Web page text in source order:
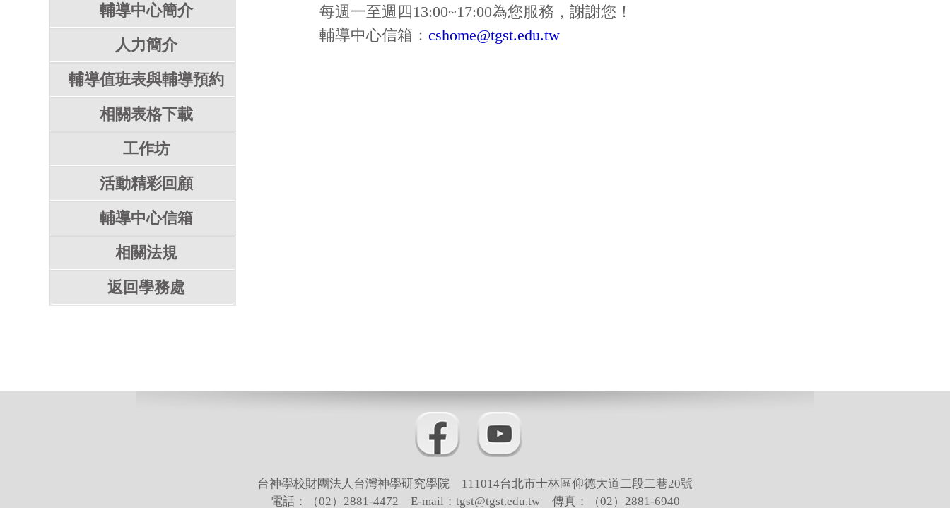
輔導中心簡介
人力簡介
輔導值班表與輔導預約
相關表格下載
工作坊
活動精彩回顧
輔導中心信箱
相關法規
返回學務處
每週一至週四13:00~17:00為您服務，謝謝您！
輔導中心信箱：cshome@tgst.edu.tw
台神學校財團法人台灣神學研究學院 111014台北市士林區仰德大道二段二巷20號
電話：（02）2881-4472 E-mail：tgst@tgst.edu.tw 傳真：（02）2881-6940